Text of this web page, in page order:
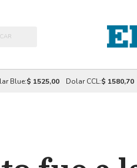
Blue:$ 1525,00 Dolar CCL:$ 1580,70